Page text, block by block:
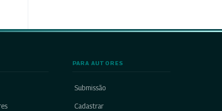
PARA AUTORES
Submissão
Cadastrar